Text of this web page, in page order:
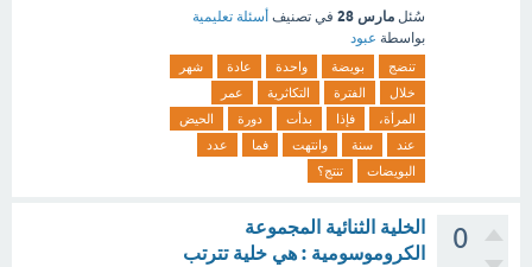
سُئل مارس 28 في تصنيف أسئلة تعليمية
بواسطة عبود
تنضج بويضة واحدة عادة
شهر
خلال
الفترة التكاثرية
عمر
المرأة،
فإذا بدأت دورة
الحيض
عند
سنة وانتهت فما
عدد
البويضات
تنتج؟
0
الخلية الثنائية المجموعة
الكروموسومية : هي خلية تترتب